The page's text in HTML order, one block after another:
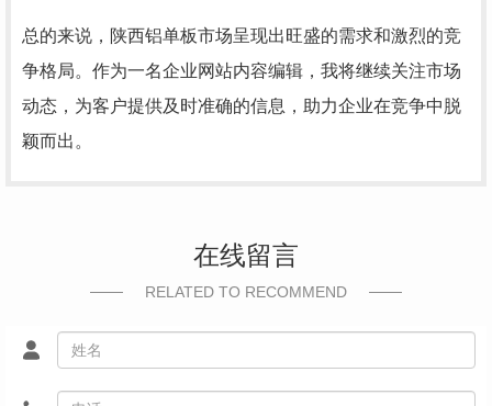
总的来说，陕西铝单板市场呈现出旺盛的需求和激烈的竞
争格局。作为一名企业网站内容编辑，我将继续关注市场
动态，为客户提供及时准确的信息，助力企业在竞争中脱
颖而出。
在线留言
RELATED TO RECOMMEND